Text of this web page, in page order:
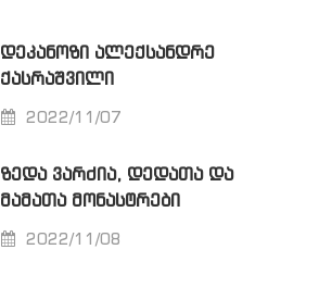
ᲓᲔᲙᲐᲜᲝᲖᲘ ᲐᲚᲔᲥᲡᲐᲜᲓᲠᲔ
ᲥᲐᲡᲠᲐᲨᲕᲘᲚᲘ
2022/11/07
ᲖᲔᲓᲐ ᲕᲐᲠᲫᲘᲐ, ᲓᲔᲓᲐᲗᲐ ᲓᲐ
ᲛᲐᲛᲐᲗᲐ ᲛᲝᲜᲐᲡᲢᲠᲔᲑᲘ
2022/11/08